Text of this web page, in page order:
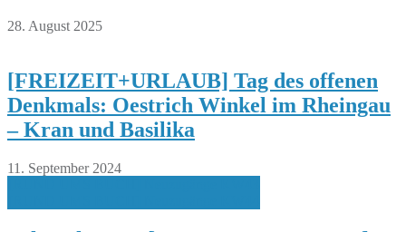
28. August 2025
[FREIZEIT+URLAUB] Tag des offenen
Denkmals: Oestrich Winkel im Rheingau
– Kran und Basilika
11. September 2024